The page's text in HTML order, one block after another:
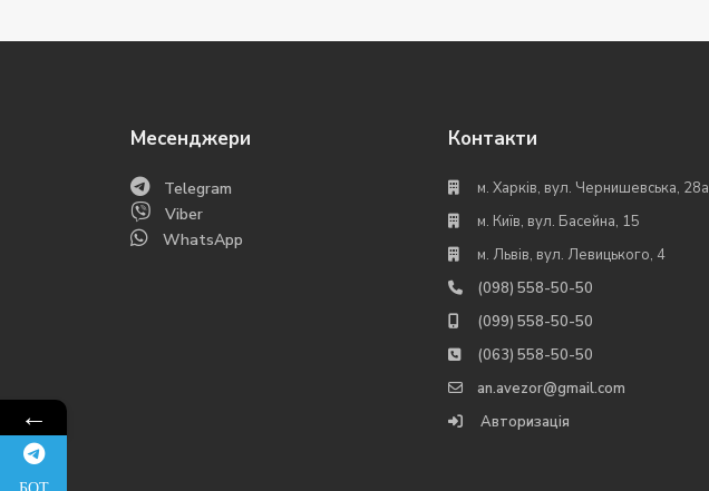
Месенджери
Telegram
Viber
WhatsApp
Контакти
м. Харків, вул. Чернишевська, 28а
м. Київ, вул. Басейна, 15
м. Львів, вул. Левицького, 4
(098) 558-50-50
(099) 558-50-50
(063) 558-50-50
an.avezor@gmail.com
Авторизація
←